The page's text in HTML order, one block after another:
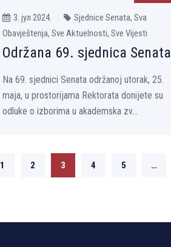
3. јул 2024.
Sjednice Senata, Sva
Obavještenja, Sve Aktuelnosti, Sve Vijesti
Održana 69. sjednica Senata
Na 69. sjednici Senata održanoj utorak, 25.
maja, u prostorijama Rektorata donijete su
odluke o izborima u akademska zv...
1 2 3 4 5 …